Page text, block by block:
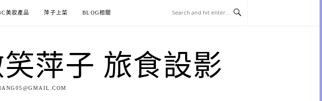
美妝產品 萍子上菜 BLOG相關
笑萍子 旅食設影